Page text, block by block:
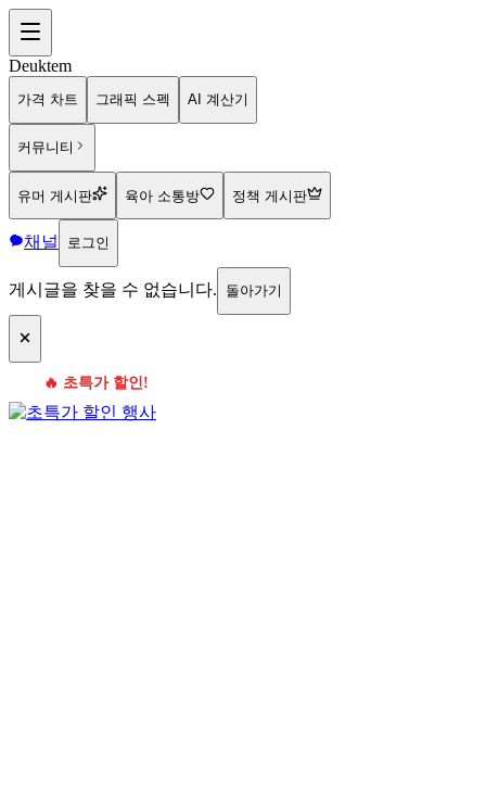
Deuktem
가격 차트 그래픽 스펙 AI 계산기
커뮤니티
유머 게시판 육아 소통방 정책 게시판
채널 로그인
게시글을 찾을 수 없습니다. 돌아가기
🔥 초특가 할인!